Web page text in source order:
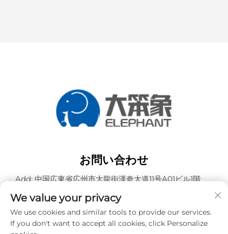
お問い合わせ
Add: 中国広東省広州市大龍街漢奇大道11号A01ビル1階
電話番号：+86-15119752340
Eメール：[email protected]
We value your privacy
We use cookies and similar tools to provide our services.
If you don't want to accept all cookies, click Personalize